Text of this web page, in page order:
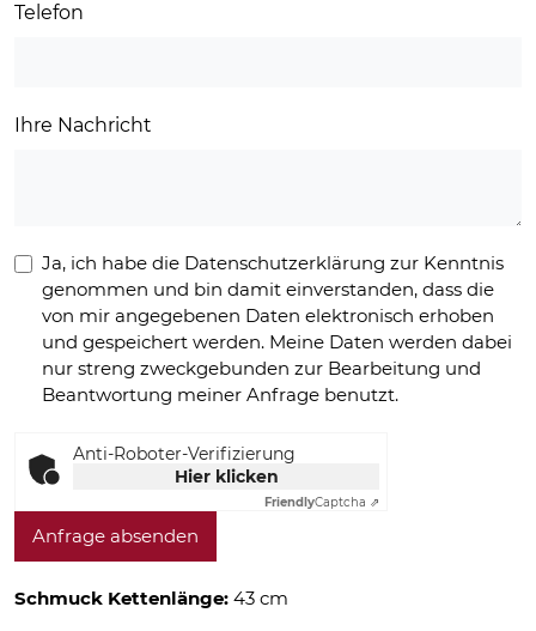
Telefon
Ihre Nachricht
Ja, ich habe die Datenschutzerklärung zur Kenntnis
genommen und bin damit einverstanden, dass die
von mir angegebenen Daten elektronisch erhoben
und gespeichert werden. Meine Daten werden dabei
nur streng zweckgebunden zur Bearbeitung und
Beantwortung meiner Anfrage benutzt.
Anti-Roboter-Verifizierung
Hier klicken
FriendlyCaptcha ⇗
Anfrage absenden
Schmuck Kettenlänge: 43 cm